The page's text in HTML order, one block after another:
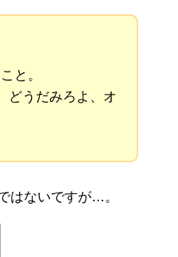
と。
どうだみろよ、オ
はないですが…。